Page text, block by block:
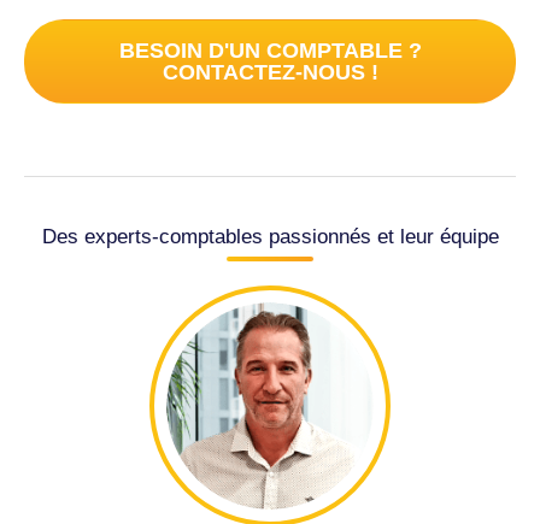
BESOIN D'UN COMPTABLE ?
CONTACTEZ-NOUS !
Des experts-comptables passionnés et leur équipe